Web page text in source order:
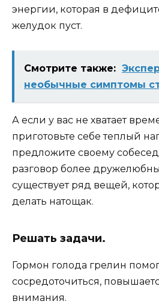
энергии, которая в
желудок пуст.
Смотрите также:
необычные симптомы
А если у вас не хватает
приготовьте себе теплый
предложите своему
разговор более
существует ряд вещей,
делать натощак.
Решать задачи.
Гормон голода грелин
сосредоточиться,
внимания.